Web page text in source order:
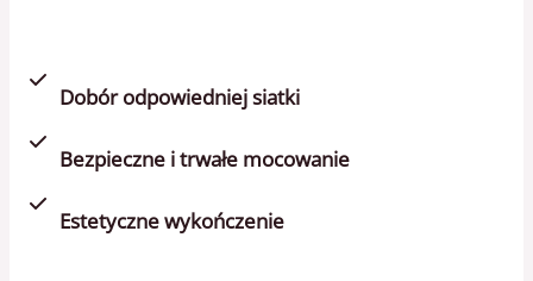
Dobór odpowiedniej siatki
Bezpieczne i trwałe mocowanie
Estetyczne wykończenie